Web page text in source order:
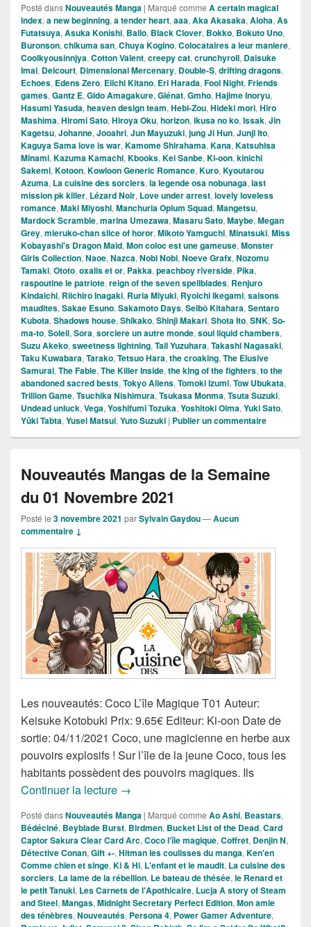
Posté dansNouveautés Manga | Marqué comme A certain magical
index, a new beginning, a tender heart, aaa, Aka Akasaka, Aloha, As
Futatsuya, Asuka Konishi, Ballo, Black Clover, Bokko, Bokuto Uno,
Buronson, chikuma san, Chuya Kogino, Colocataires a leur maniere,
Coolkyousinnjya, Cotton Valent, creepy cat, crunchyroll, Daisuke
Imai, Delcourt, Dimensional Mercenary, Double-S, drifting dragons,
Echoes, Edens Zero, Eiichi Kitano, Eri Harada, Fool Night, Friends
games, Gantz E, Gido Amagakure, Glénat, Gmho, Hajime Inoryu,
Hasumi Yasuda, heaven design team, Hebi-Zou, Hideki mori, Hiro
Mashima, Hiromi Sato, Hiroya Oku, horizon, ikusa no ko, Issak, Jin
Kagetsu, Johanne, Jooahri, Jun Mayuzuki, jung Ji Hun, Junji Ito,
Kaguya Sama love is war, Kamome Shirahama, Kana, Katsuhisa
Minami, Kazuma Kamachi, Kbooks, Kei Sanbe, Ki-oon, kinichi
Sakemi, Kotoon, Kowloon Generic Romance, Kuro, Kyoutarou
Azuma, La cuisine des sorciers, la legende osa nobunaga, last
mission pk killer, Lézard Noir, Love under arrest, lovely loveless
romance, Maki Miyoshi, Manchuria Opium Squad, Mangetsu,
Mardock Scramble, marina Umezawa, Masaru Sato, Maybe, Megan
Grey, mieruko-chan slice of horor, Mikoto Yamguchi, Minatsuki, Miss
Kobayashi's Dragon Maid, Mon coloc est une gameuse, Monster
Girls Collection, Naoe, Nazca, Nobi Nobi, Noeve Grafx, Nozomu
Tamaki, Ototo, oxalis et or, Pakka, peachboy riverside, Pika,
raspoutine le patriote, reign of the seven spellblades, Renjuro
Kindaichi, Riichiro Inagaki, Ruria Miyuki, Ryoichi Ikegami, saisons
maudites, Sakae Esuno, Sakamoto Days, Seibô Kitahara, Sentaro
Kubota, Shadows house, Shikako, Shinji Makari, Shota Ito, SNK, So-
ma-to, Soleil, Sora, sorciere un autre monde, soul liquid chambers,
Suzu Akeko, sweetness lightning, Tail Yuzuhara, Takashi Nagasaki,
Taku Kuwabara, Tarako, Tetsuo Hara, the croaking, The Elusive
Samurai, The Fable, The Killer Inside, the king of the fighters, to the
abandoned sacred bests, Tokyo Aliens, Tomoki Izumi, Tow Ubukata,
Trillion Game, Tsuchika Nishimura, Tsukasa Monma, Tsuta Suzuki,
Undead unluck, Vega, Yoshifumi Tozuka, Yoshitoki Oima, Yuki Sato,
Yûki Tabta, Yusei Matsui, Yuto Suzuki | Publier un commentaire
Nouveautés Mangas de la Semaine
du 01 Novembre 2021
Posté le 3 novembre 2021 parSylvain Gaydou—Aucun
commentaire ↓
Les nouveautés: Coco L’île Magique T01 Auteur:
Keisuke Kotobuki Prix: 9.65€ Editeur: Ki-oon Date de
sortie: 04/11/2021 Coco, une magicienne en herbe aux
pouvoirs explosifs ! Sur l’île de la jeune Coco, tous les
habitants possèdent des pouvoirs magiques. Ils
Continuer la lecture Nouveautés Mangas de la Semaine
→
Posté dansNouveautés Manga | Marqué comme Ao Ashi, Beastars,
Bédéciné, Beyblade Burst, Birdmen, Bucket List of the Dead, Card
Captor Sakura Clear Card Arc, Coco l'île magique, Coffret, Denjin N,
Détective Conan, Gift +-, Hitman les coulisses du manga, Ken'en
Comme chien et singe, Ki & Hi, L'enfant et le maudit, La cuisine des
sorciers, La lame de la rébellion, Le bateau de thésée, le Renard et
le petit Tanuki, Les Carnets de l'Apothicaire, Lucja A story of Steam
and Steel, Mangas, Midnight Secretary Perfect Edition, Mon amie
des ténèbres, Nouveautés, Persona 4, Power Gamer Adventure,